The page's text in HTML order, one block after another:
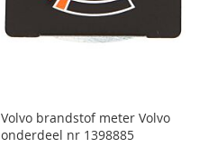
Volvo brandstof meter Volvo
onderdeel nr 1398885